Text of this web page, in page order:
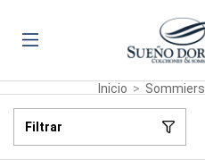
Inicio > Sommiers
Filtrar